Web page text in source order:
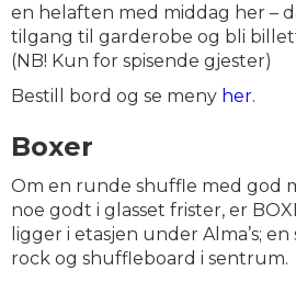
en helaften med middag her –
tilgang til garderobe og bli
(NB! Kun for spisende gjester)
Bestill bord og se meny her.
Boxer
Om en runde shuffle med god
noe godt i glasset frister, er
ligger i etasjen under Alma’s;
rock og shuffleboard i sentrum.